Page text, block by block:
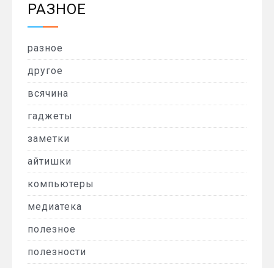
РАЗНОЕ
разное
другое
всячина
гаджеты
заметки
айтишки
компьютеры
медиатека
полезное
полезности